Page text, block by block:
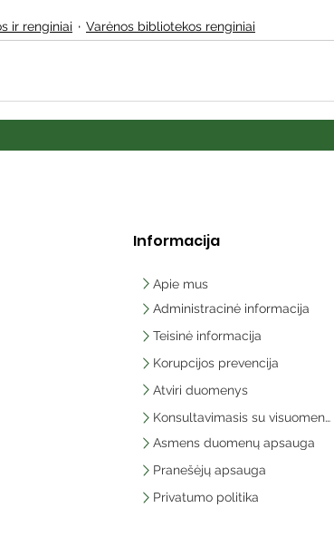
ir renginiai Varėnos bibliotekos renginiai
Informacija
Apie mus
Administracinė informacija
Teisinė informacija
Korupcijos prevencija
Atviri duomenys
Konsultavimasis su visuomene
Asmens duomenų apsauga
Pranešėjų apsauga
Privatumo politika